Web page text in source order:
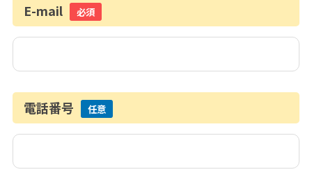
E-mail 必須
電話番号 任意